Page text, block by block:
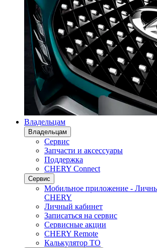
Владельцам
Владельцам
Сервис
Запчасти и аксессуары
Поддержка
CHERY Connect
Сервис
Мобильное приложение -
CHERY
Личный кабинет
Записаться на сервис
Сервисные акции
CHERY Remote
Калькулятор ТО